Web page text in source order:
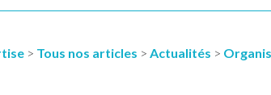
> Tous nos articles > Actualités >